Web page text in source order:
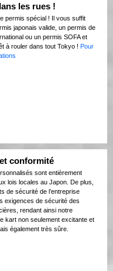
les rues !
permis spécial ! Il vous suffit
japonais valide, un permis de
ou un permis SOFA et
à rouler dans tout Tokyo ! Pour
conformité
sont entièrement
lois locales au Japon. De plus,
de sécurité de l’entreprise
exigences de sécurité des
rendant ainsi notre
kart non seulement excitante et
également très sûre.